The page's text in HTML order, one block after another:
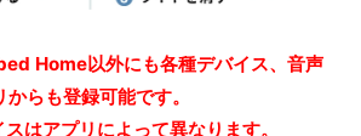
Home以外にも各種デバイス、音声
らも登録可能です。
はアプリによって異なります。